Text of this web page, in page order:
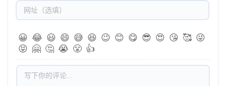
😀 😂 😃 😄 😅 😆 😉 😊 😋 😎 😍 😘 🥰 😜
😝 🤗 🤔 😭 😤 👍